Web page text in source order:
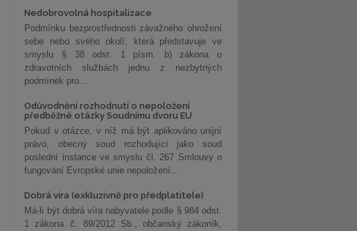
Nedobrovolná hospitalizace
Podmínku bezprostřednosti závažného ohrožení
sebe nebo svého okolí, která představuje ve
smyslu § 38 odst. 1 písm. b) zákona o
zdravotních službách jednu z nezbytných
podmínek pro...
Odůvodnění rozhodnutí o nepoložení
předběžné otázky Soudnímu dvoru EU
Pokud v otázce, v níž má být aplikováno unijní
právo, obecný soud rozhodující jako soud
poslední instance ve smyslu čl. 267 Smlouvy o
fungování Evropské unie nepoložení...
Dobrá víra (exkluzivně pro předplatitele)
Má-li být dobrá víra nabyvatele podle § 984 odst.
1 zákona č. 89/2012 Sb., občanský zákoník,